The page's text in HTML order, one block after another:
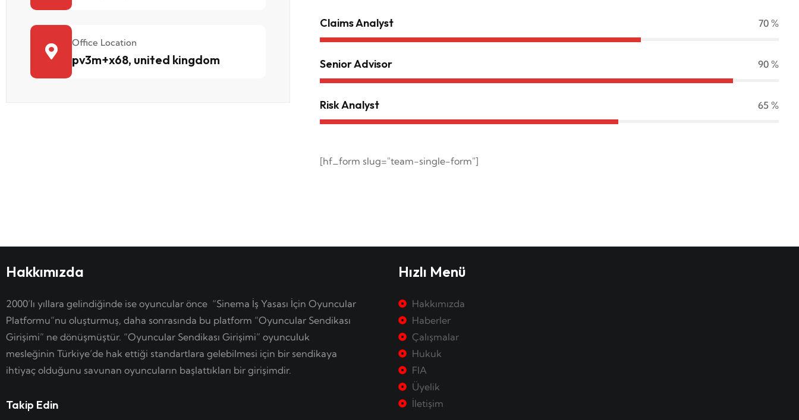
Office Location
pv3m+x68, united kingdom
Claims Analyst 70 %
Senior Advisor 90 %
Risk Analyst 65 %
[hf_form slug="team-single-form"]
Hakkımızda
2000’lı yıllara gelindiğinde ise oyuncular önce “Sinema İş Yasası İçin Oyuncular
Platformu”nu oluşturmuş, daha sonrasında bu platform “Oyuncular Sendikası
Girişimi” ne dönüşmüştür. “Oyuncular Sendikası Girişimi” oyunculuk
mesleğinin Türkiye’de hak ettiği standartlara gelebilmesi için bir sendikaya
ihtiyaç olduğunu savunan oyuncuların başlattıkları bir girişimdir.
Takip Edin
Hızlı Menü
Hakkımızda
Haberler
Çalışmalar
Hukuk
FIA
Üyelik
İletişim